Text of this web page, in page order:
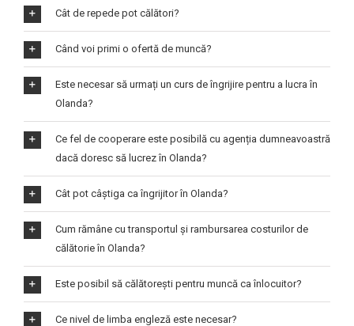
Cât de repede pot călători?
Când voi primi o ofertă de muncă?
Este necesar să urmați un curs de îngrijire pentru a lucra în
Olanda?
Ce fel de cooperare este posibilă cu agenția dumneavoastră
dacă doresc să lucrez în Olanda?
Cât pot câștiga ca îngrijitor în Olanda?
Cum rămâne cu transportul și rambursarea costurilor de
călătorie în Olanda?
Este posibil să călătorești pentru muncă ca înlocuitor?
Ce nivel de limba engleză este necesar?